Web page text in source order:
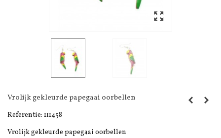
Vrolijk gekleurde papegaai oorbellen
Referentie: 111458
Vrolijk gekleurde papegaai oorbellen